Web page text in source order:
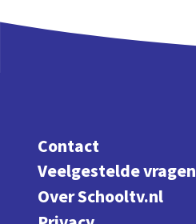
Contact
Veelgestelde vragen
Over Schooltv.nl